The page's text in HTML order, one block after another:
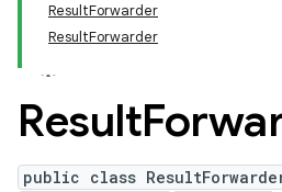
ResultForwarder
ResultForwarder
Result
public class